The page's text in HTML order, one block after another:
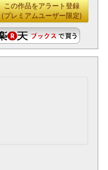
この作品をアラート登録
(プレミアムユーザー限定)